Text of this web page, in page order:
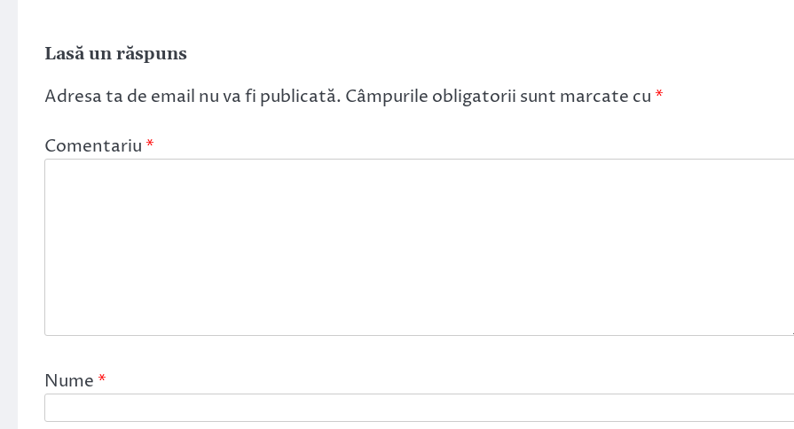
Lasă un răspuns
Adresa ta de email nu va fi publicată. Câmpurile obligatorii sunt marcate cu *
Comentariu *
Nume *